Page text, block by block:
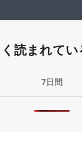
読まれてい
7日間